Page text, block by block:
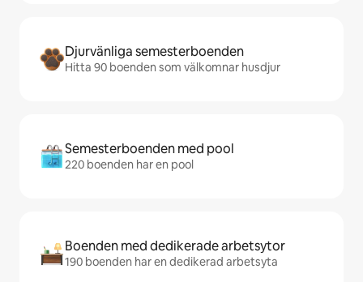
Djurvänliga semesterboenden
Hitta 90 boenden som välkomnar husdjur
Semesterboenden med pool
220 boenden har en pool
Boenden med dedikerade arbetsytor
190 boenden har en dedikerad arbetsyta